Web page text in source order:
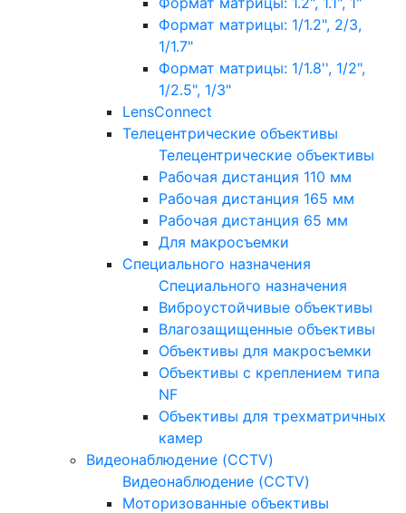
Формат матрицы: 1/1.2", 2/3,
1/1.7"
Формат матрицы: 1/1.8'', 1/2",
1/2.5", 1/3"
LensConnect
Телецентрические объективы
Телецентрические объективы
Рабочая дистанция 110 мм
Рабочая дистанция 165 мм
Рабочая дистанция 65 мм
Для макросъемки
Специального назначения
Специального назначения
Виброустойчивые объективы
Влагозащищенные объективы
Объективы для макросъемки
Объективы с креплением типа
NF
Объективы для трехматричных
камер
Видеонаблюдение (CCTV)
Видеонаблюдение (CCTV)
Моторизованные объективы